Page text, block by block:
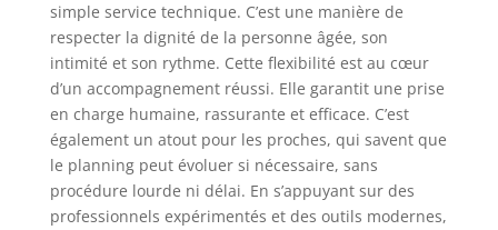
simple service technique. C’est une manière de
respecter la dignité de la personne âgée, son
intimité et son rythme. Cette flexibilité est au cœur
d’un accompagnement réussi. Elle garantit une prise
en charge humaine, rassurante et efficace. C’est
également un atout pour les proches, qui savent que
le planning peut évoluer si nécessaire, sans
procédure lourde ni délai. En s’appuyant sur des
professionnels expérimentés et des outils modernes,